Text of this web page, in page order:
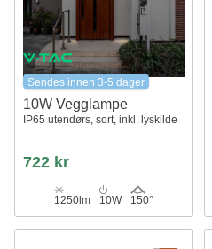
Sendes innen 3-5 dager
10W Vegglampe
IP65 utendørs, sort, inkl. lyskilde
722 kr
1250lm 10W 150°